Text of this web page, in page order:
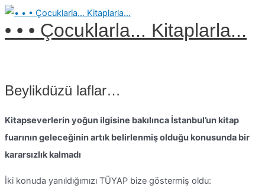
İçeriğe
• • • Çocuklarla... Kitaplarla...
menü
Beylikdüzü laflar…
Kitapseverlerin yoğun ilgisine bakılınca İstanbul’un kitap
fuarının geleceğinin artık belirlenmiş olduğu konusunda bir
kararsızlık kalmadı
İki konuda yanıldığımızı TÜYAP bize göstermiş oldu: